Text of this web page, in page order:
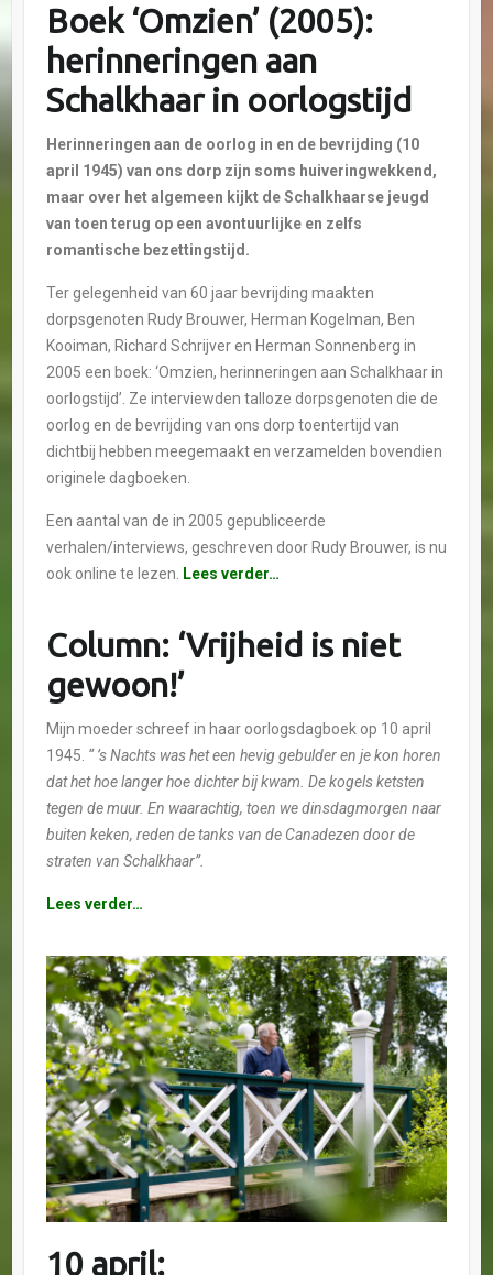
Boek ‘Omzien’ (2005):
herinneringen aan
Schalkhaar in oorlogstijd
Herinneringen aan de oorlog in en de bevrijding (10
april 1945) van ons dorp zijn soms huiveringwekkend,
maar over het algemeen kijkt de Schalkhaarse jeugd
van toen terug op een avontuurlijke en zelfs
romantische bezettingstijd.
Ter gelegenheid van 60 jaar bevrijding maakten
dorpsgenoten Rudy Brouwer, Herman Kogelman, Ben
Kooiman, Richard Schrijver en Herman Sonnenberg in
2005 een boek: ‘Omzien, herinneringen aan Schalkhaar in
oorlogstijd’. Ze interviewden talloze dorpsgenoten die de
oorlog en de bevrijding van ons dorp toentertijd van
dichtbij hebben meegemaakt en verzamelden bovendien
originele dagboeken.
Een aantal van de in 2005 gepubliceerde
verhalen/interviews, geschreven door Rudy Brouwer, is nu
ook online te lezen.
Lees verder…
Column: ‘Vrijheid is niet
gewoon!’
Mijn moeder schreef in haar oorlogsdagboek op 10 april
1945. “ ’s Nachts was het een hevig gebulder en je kon horen
dat het hoe langer hoe dichter bij kwam. De kogels ketsten
tegen de muur. En waarachtig, toen we dinsdagmorgen naar
buiten keken, reden de tanks van de Canadezen door de
straten van Schalkhaar”.
Lees verder…
10 april: